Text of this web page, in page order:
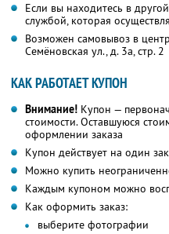
Если вы находитесь в
службой, которая
Возможен самовывоз в
Семёновская ул., д. 3а, стр. 2
КАК РАБОТАЕТ КУПОН
Внимание! Купон —
стоимости. Оставшуюся
оформлении заказа
Купон действует на один
Можно купить
Каждым купоном можно
Как оформить заказ:
выберите фотографии